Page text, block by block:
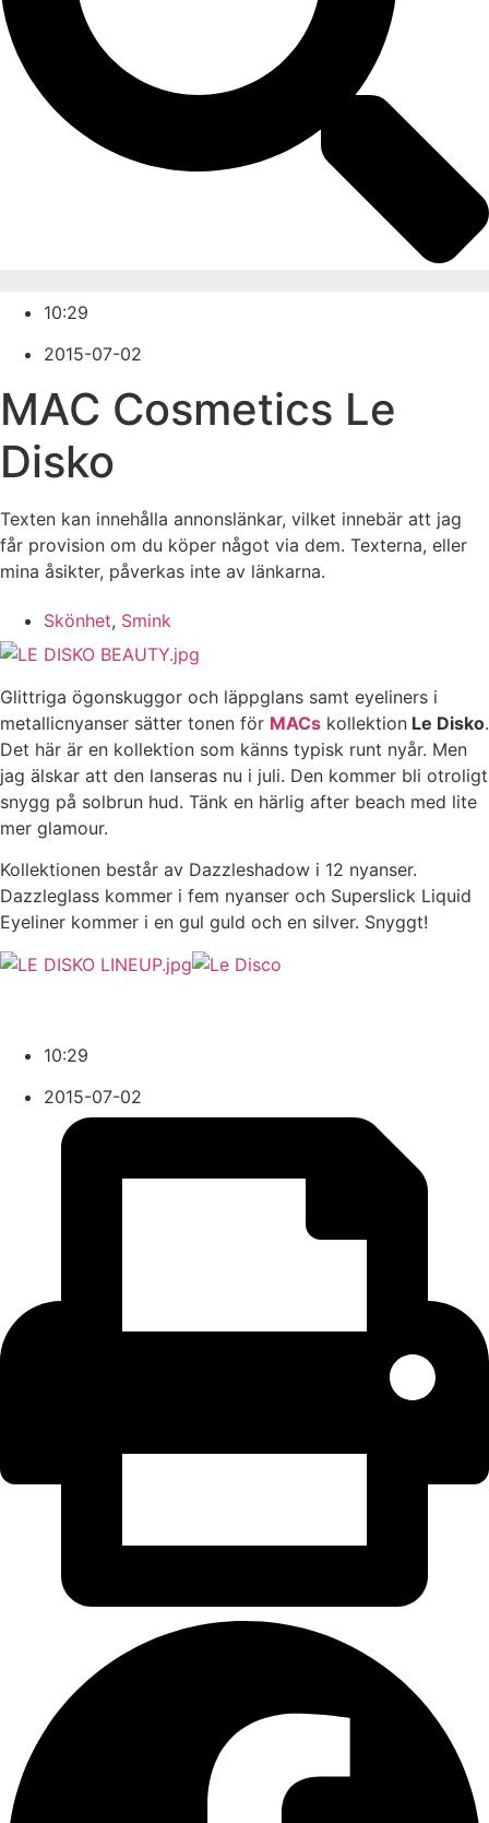
10:29
2015-07-02
MAC Cosmetics Le
Disko
Texten kan innehålla annonslänkar, vilket innebär att jag
får provision om du köper något via dem. Texterna, eller
mina åsikter, påverkas inte av länkarna.
Skönhet, Smink
Glittriga ögonskuggor och läppglans samt eyeliners i
metallicnyanser sätter tonen för MACs kollektion Le Disko.
Det här är en kollektion som känns typisk runt nyår. Men
jag älskar att den lanseras nu i juli. Den kommer bli otroligt
snygg på solbrun hud. Tänk en härlig after beach med lite
mer glamour.
Kollektionen består av Dazzleshadow i 12 nyanser.
Dazzleglass kommer i fem nyanser och Superslick Liquid
Eyeliner kommer i en gul guld och en silver. Snyggt!
10:29
2015-07-02